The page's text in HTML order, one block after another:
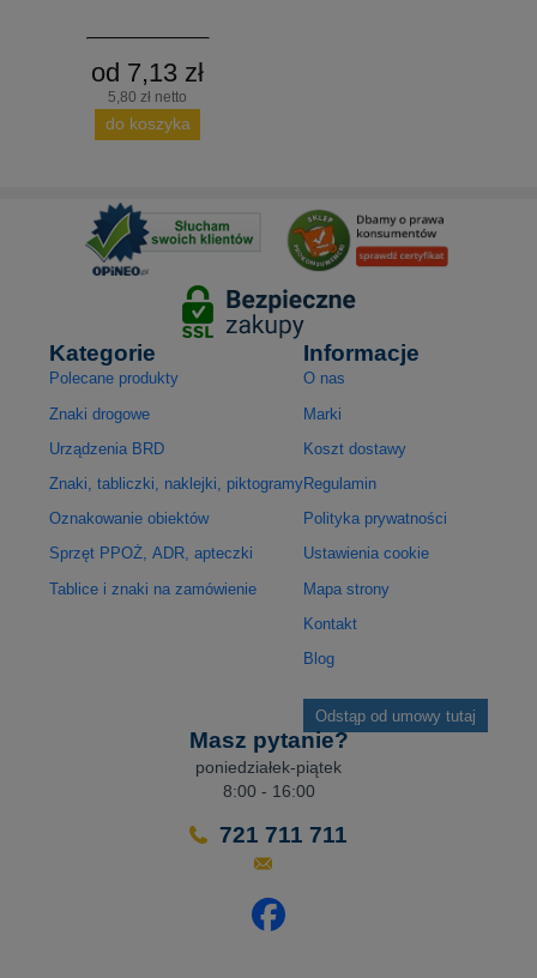
od 7,13 zł
5,80 zł netto
do koszyka
Kategorie
Polecane produkty
Znaki drogowe
Urządzenia BRD
Znaki, tabliczki, naklejki, piktogramy
Oznakowanie obiektów
Sprzęt PPOŻ, ADR, apteczki
Tablice i znaki na zamówienie
Informacje
O nas
Marki
Koszt dostawy
Regulamin
Polityka prywatności
Ustawienia cookie
Mapa strony
Kontakt
Blog
Odstąp od umowy tutaj
Masz pytanie?
poniedziałek-piątek
8:00 - 16:00
721 711 711
Odwiedź nasz profil na